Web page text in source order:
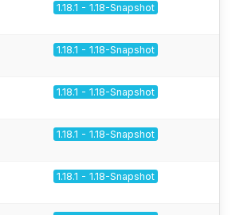
1.18.1 - 1.18-Snapshot
1.18.1 - 1.18-Snapshot
1.18.1 - 1.18-Snapshot
1.18.1 - 1.18-Snapshot
1.18.1 - 1.18-Snapshot